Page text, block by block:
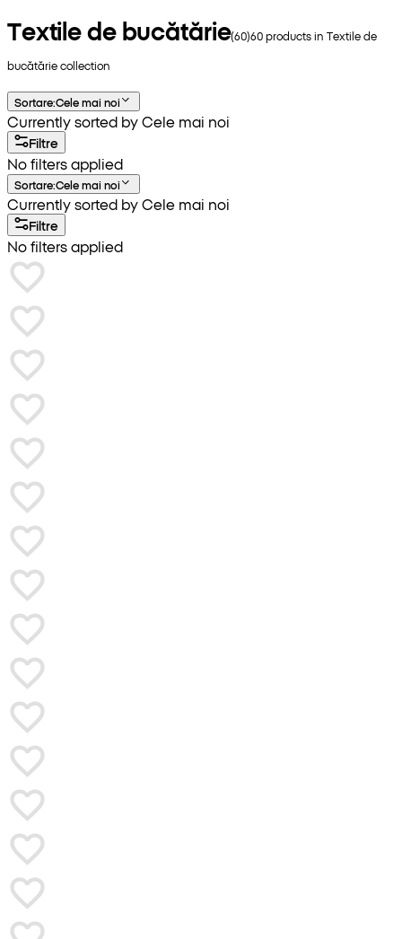
Textile de bucătărie(60)60products inTextile de
bucătăriecollection
Sortare:Cele mai noi
Currently sorted by Cele mai noi
Filtre
No filters applied
Sortare:Cele mai noi
Currently sorted by Cele mai noi
Filtre
No filters applied